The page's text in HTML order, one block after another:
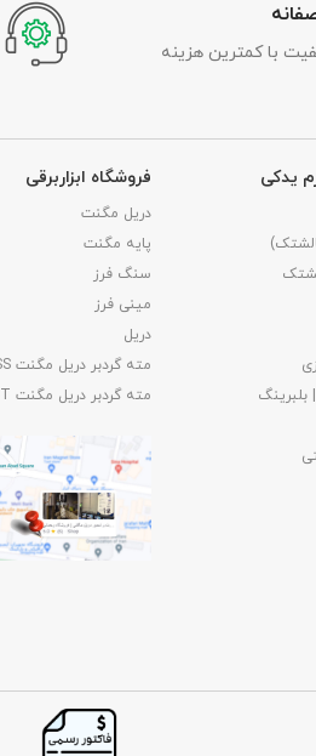
با کمترین هزینه
یدکی
بلبرینگ
فروشگاه ابزاربرقی
دریل مگنت
پایه مگنت
سنگ فرز
مینی فرز
دریل
مته گردبر دریل مگنت HSS
مته گردبر دریل مگنت TCT